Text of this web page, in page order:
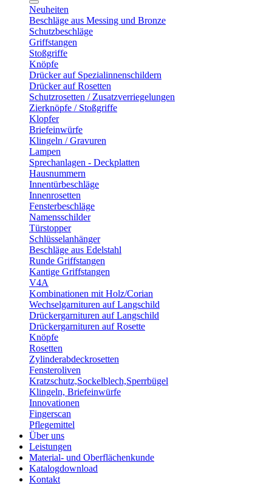
Neuheiten
Beschläge aus Messing und Bronze
Schutzbeschläge
Griffstangen
Stoßgriffe
Knöpfe
Drücker auf Spezialinnenschildern
Drücker auf Rosetten
Schutzrosetten / Zusatzverriegelungen
Zierknöpfe / Stoßgriffe
Klopfer
Briefeinwürfe
Klingeln / Gravuren
Lampen
Sprechanlagen - Deckplatten
Hausnummern
Innentürbeschläge
Innenrosetten
Fensterbeschläge
Namensschilder
Türstopper
Schlüsselanhänger
Beschläge aus Edelstahl
Runde Griffstangen
Kantige Griffstangen
V4A
Kombinationen mit Holz/Corian
Wechselgarnituren auf Langschild
Drückergarnituren auf Langschild
Drückergarnituren auf Rosette
Knöpfe
Rosetten
Zylinderabdeckrosetten
Fensteroliven
Kratzschutz,Sockelblech,Sperrbügel
Klingeln, Briefeinwürfe
Innovationen
Fingerscan
Pflegemittel
Über uns
Leistungen
Material- und Oberflächenkunde
Katalogdownload
Kontakt